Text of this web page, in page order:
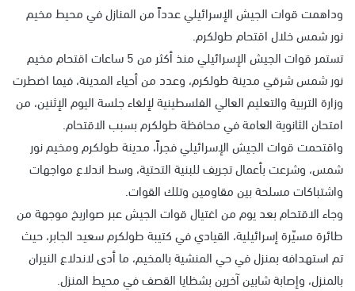
وداهمت قوات الجيش الإسرائيلي عدداً من المنازل في محيط مخيم
نور شمس خلال اقتحام طولكرم.
تستمر قوات الجيش الإسرائيلي منذ أكثر من 5 ساعات اقتحام مخيم
نور شمس شرقي مدينة طولكرم، وعدد من أحياء المدينة، فيما اضطرت
وزارة التربية والتعليم العالي الفلسطينية لإلغاء جلسة اليوم الإثنين، من
امتحان الثانوية العامة في محافظة طولكرم بسبب الاقتحام.
واقتحمت قوات الجيش الإسرائيلي فجراً، مدينة طولكرم ومخيم نور
شمس، وشرعت بأعمال تجريف للبنية التحتية، وسط اندلاع مواجهات
واشتباكات مسلحة بين مقاومين وتلك القوات.
وجاء الاقتحام بعد يوم من اغتيال قوات الجيش عبر صواريخ موجهة من
طائرة مسيّرة إسرائيلية، القيادي في كتيبة طولكرم سعيد الجابر، حيث
تم استهدافه بمنزل في حي المنشية بالمخيم، ما أدى لاندلاع النيران
بالمنزل، وإصابة شابين آخرين بشظايا القصف في محيط المنزل.